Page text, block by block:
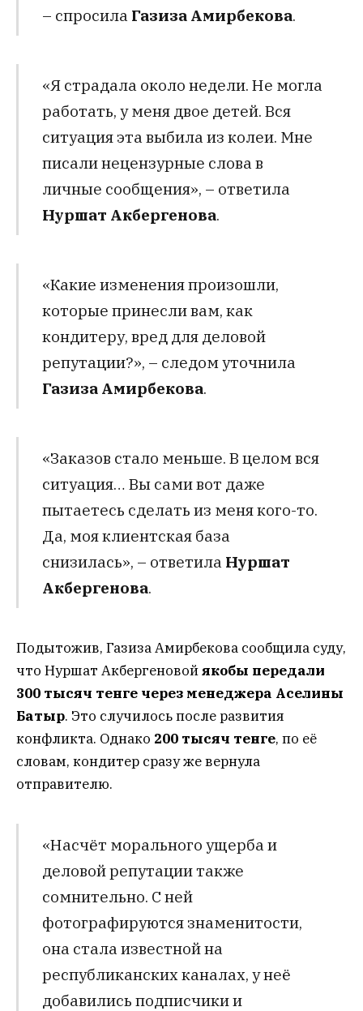
– спросила Газиза Амирбекова.
«Я страдала около недели. Не могла
работать, у меня двое детей. Вся
ситуация эта выбила из колеи. Мне
писали нецензурные слова в
личные сообщения», – ответила
Нуршат Акбергенова.
«Какие изменения произошли,
которые принесли вам, как
кондитеру, вред для деловой
репутации?», – следом уточнила
Газиза Амирбекова.
«Заказов стало меньше. В целом вся
ситуация… Вы сами вот даже
пытаетесь сделать из меня кого-то.
Да, моя клиентская база
снизилась», – ответила Нуршат
Акбергенова.
Подытожив, Газиза Амирбекова сообщила суду,
что Нуршат Акбергеновойякобы передали
300 тысяч тенге через менеджера Аселины
Батыр. Это случилось после развития
конфликта. Однако 200 тысяч тенге, по её
словам, кондитер сразу же вернула
отправителю.
«Насчёт морального ущерба и
деловой репутации также
сомнительно. С ней
фотографируются знаменитости,
она стала известной на
республиканских каналах, у неё
добавились подписчики и